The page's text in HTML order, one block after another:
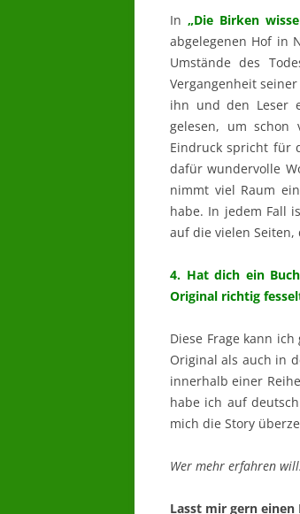
In „Die Birken
abgelegenen Hof in
Umstände des
Vergangenheit
ihn und den Leser
gelesen, um schon
Eindruck spricht für
dafür wundervolle
nimmt viel Raum
habe. In jedem Fall
auf die vielen
4. Hat dich ein
Original richtig
Diese Frage kann
Original als auch in
innerhalb einer
habe ich auf
mich die Story
Wer mehr erfahren
Lasst mir gern